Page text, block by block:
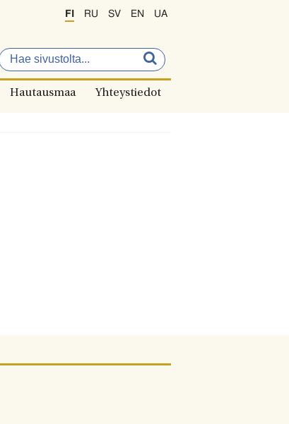
FI RU SV EN UA
Hautausmaa Yhteystiedot